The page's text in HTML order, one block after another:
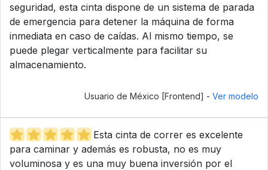
seguridad, esta cinta dispone de un sistema de parada
de emergencia para detener la máquina de forma
inmediata en caso de caídas. Al mismo tiempo, se
puede plegar verticalmente para facilitar su
almacenamiento.
Usuario de México [Frontend] - Ver modelo
Esta cinta de correr es excelente
para caminar y además es robusta, no es muy
voluminosa y es una muy buena inversión por el